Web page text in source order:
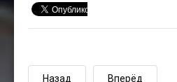
Назад Вперёд